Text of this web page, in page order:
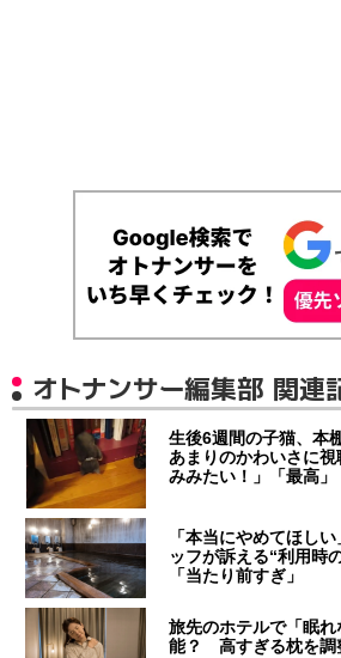
オトナンサー編集部 関連
生後6週間の子猫、本
あまりのかわいさに
みみたい！」「最高」
「本当にやめてほし
ッフが訴える“利用時
「当たり前すぎ」
旅先のホテルで「眠
能？ 高すぎる枕を調